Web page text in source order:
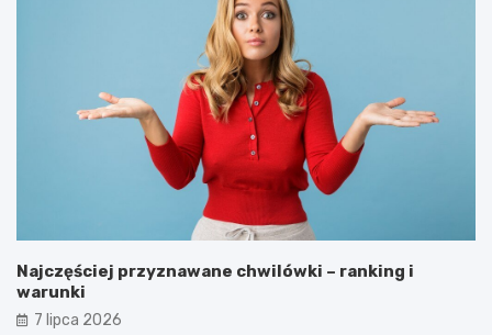
Najczęściej przyznawane chwilówki – ranking i
warunki
7 lipca 2026